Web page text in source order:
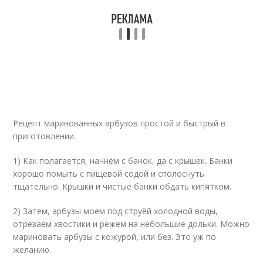
Рецепт маринованных арбузов простой и быстрый в
приготовлении.
1) Как полагается, начнём с банок, да с крышек. Банки
хорошо помыть с пищевой содой и сполоснуть
тщательно. Крышки и чистые банки обдать кипятком.
2) Затем, арбузы моем под струёй холодной воды,
отрезаем хвостики и режем на небольшие дольки. Можно
мариновать арбузы с кожурой, или без. Это уж по
желанию.